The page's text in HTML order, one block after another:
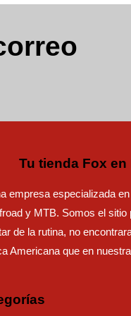
Tu tienda Fox en
empresa especializada
y MTB. Somos el sitio
de la rutina, no
Americana que en